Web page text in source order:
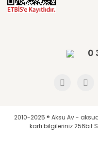
0
2010-2025 ® Aksu Av -
kartı bilgileriniz 256bit